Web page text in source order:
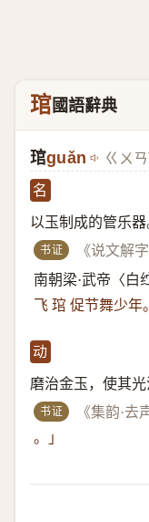
琯國語辭典
琯guǎn ㄍㄨㄢ
名
以玉制成的管乐器
书证 《说文解字
南朝梁·武帝〈白
飞 琯 促节舞少年
动
磨治金玉，使其光
书证 《集韵·去
。」